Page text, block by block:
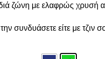
ζώνη με ελαφρώς χρυσή
συνδυάσετε είτε με τζιν